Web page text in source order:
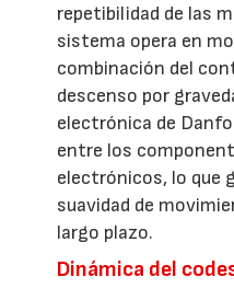
repetibilidad de las
sistema opera en
combinación del
descenso por
electrónica de
entre los
electrónicos, lo que
suavidad de
largo plazo.
Dinámica del